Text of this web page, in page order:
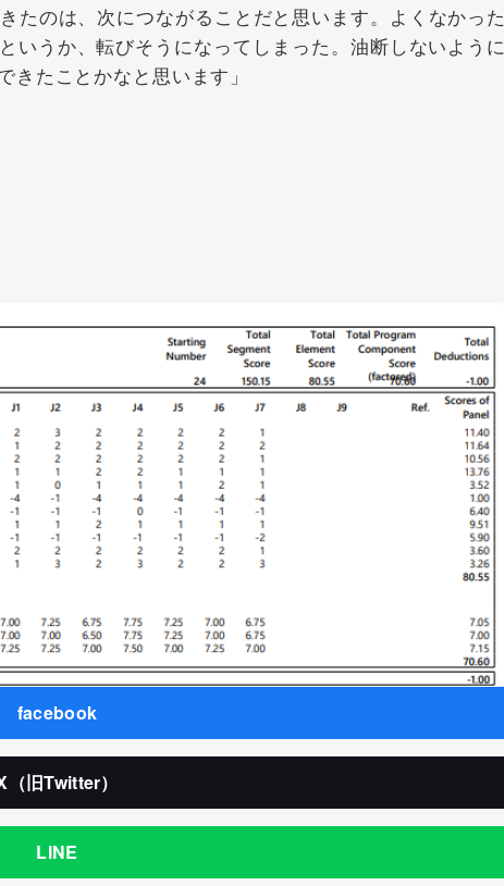
のは、次につながることだと思います。よくなかった
いうか、転びそうになってしまった。油断しないように
たことかなと思います」
facebook
（旧Twitter）
LINE